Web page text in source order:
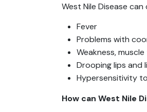
West Nile Disease
Fever
Problems with
Weakness,
Drooping lips and
Hypersensitivity
How can West Nile